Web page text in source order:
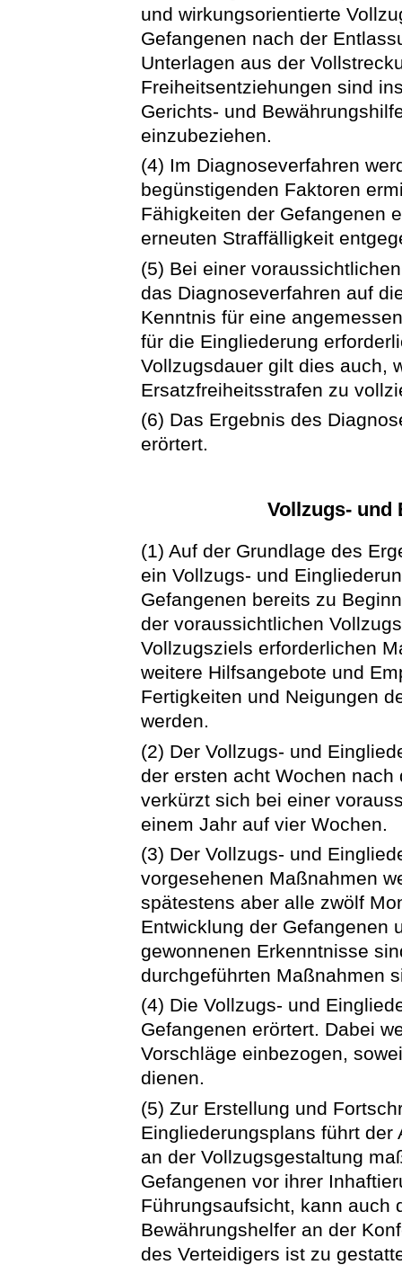
und wirkungsorientierte
Gefangenen nach der
Unterlagen aus der
Freiheitsentziehungen sind
Gerichts- und
einzubeziehen.
(4) Im Diagnoseverfahren
begünstigenden Faktoren
Fähigkeiten der Gefangenen
erneuten Straffälligkeit
(5) Bei einer
das Diagnoseverfahren auf
Kenntnis für eine
für die Eingliederung
Vollzugsdauer gilt dies auch,
Ersatzfreiheitsstrafen zu
(6) Das Ergebnis des
erörtert.
Vollzugs- und
(1) Auf der Grundlage des
ein Vollzugs- und
Gefangenen bereits zu
der voraussichtlichen
Vollzugsziels erforderlichen
weitere Hilfsangebote und
Fertigkeiten und Neigungen
werden.
(2) Der Vollzugs- und
der ersten acht Wochen
verkürzt sich bei einer
einem Jahr auf vier Wochen.
(3) Der Vollzugs- und
vorgesehenen Maßnahmen
spätestens aber alle zwölf
Entwicklung der Gefangenen
gewonnenen Erkenntnisse
durchgeführten Maßnahmen
(4) Die Vollzugs- und
Gefangenen erörtert. Dabei
Vorschläge einbezogen,
dienen.
(5) Zur Erstellung und
Eingliederungsplans führt
an der Vollzugsgestaltung
Gefangenen vor ihrer
Führungsaufsicht, kann auch
Bewährungshelfer an der
des Verteidigers ist zu